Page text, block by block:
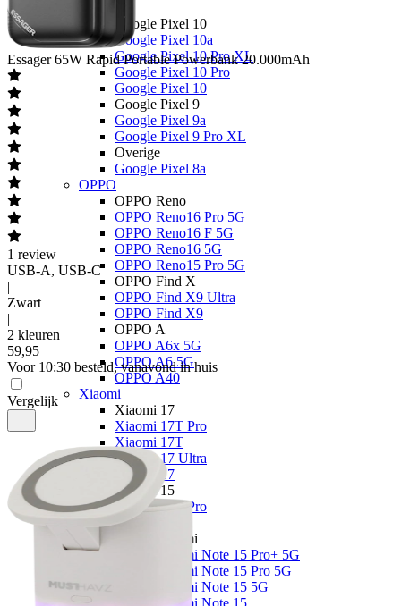
Google Pixel 10
Google Pixel 10a
Google Pixel 10 Pro XL
Google Pixel 10 Pro
Google Pixel 10
Google Pixel 9
Google Pixel 9a
Google Pixel 9 Pro XL
Overige
Google Pixel 8a
OPPO
OPPO Reno
OPPO Reno16 Pro 5G
OPPO Reno16 F 5G
OPPO Reno16 5G
OPPO Reno15 Pro 5G
OPPO Find X
OPPO Find X9 Ultra
OPPO Find X9
OPPO A
OPPO A6x 5G
OPPO A6 5G
OPPO A40
Xiaomi
Xiaomi 17
Xiaomi 17T Pro
Xiaomi 17T
Xiaomi 17 Ultra
Xiaomi 17
Xiaomi 15
Xiaomi 15T Pro
Xiaomi 15T
Xiaomi Redmi
Xiaomi Redmi Note 15 Pro+ 5G
Xiaomi Redmi Note 15 Pro 5G
Xiaomi Redmi Note 15 5G
Xiaomi Redmi Note 15
Essager 65W Rapid Portable Powerbank 20.000mAh
1 review
USB-A, USB-C
|
Zwart
|
2 kleuren
59,95
Voor 10:30 besteld, vanavond in huis
Vergelijk